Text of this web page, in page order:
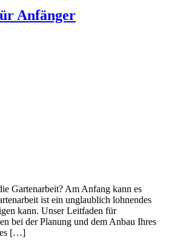
Anfänger
Gartenarbeit? Am Anfang kann es
ist ein unglaublich lohnendes
kann. Unser Leitfaden für
bei der Planung und dem Anbau Ihres
[…]